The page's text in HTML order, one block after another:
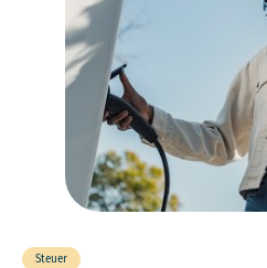
Steuer